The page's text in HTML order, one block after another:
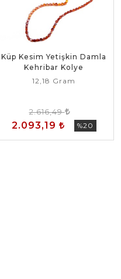
Küp Kesim Yetişkin Damla
Kehribar Kolye
12,18 Gram
2.616,49
2.093,19 %20